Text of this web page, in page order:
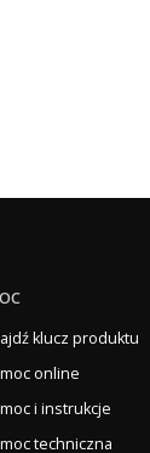
klucz produktu
online
i instrukcje
techniczna